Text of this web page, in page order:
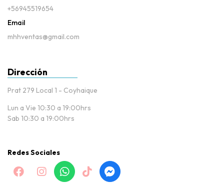
+56945519654
Email
mhhventas@gmail.com
Dirección
Prat 279 Local 1 - Coyhaique
Lun a Vie 10:30 a 19:00hrs
Sab 10:30 a 19:00hrs
Redes Sociales